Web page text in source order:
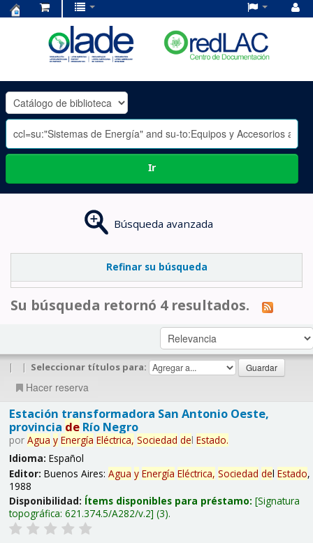
OLADE
-
Ir
Búsqueda avanzada
Refinar su búsqueda
Su búsqueda retornó 4 resultados.
| | Seleccionar títulos para:
Hacer reserva
Estación transformadora San Antonio Oeste,
provincia deRío Negro
por Agua y Energía Eléctrica, Sociedad del Estado.
Idioma: Español
Editor: Buenos Aires: Agua y Energía Eléctrica, Sociedad del Estado,
1988
Disponibilidad: Ítems disponibles para préstamo: Signatura
topográfica: 621.374.5/A282/v.2 (3).